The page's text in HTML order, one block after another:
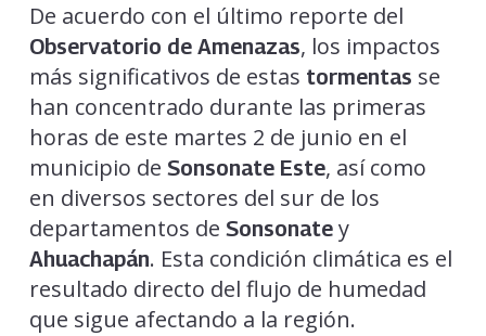
De acuerdo con el último reporte del
Observatorio de Amenazas, los impactos
más significativos de estas tormentas se
han concentrado durante las primeras
horas de este martes 2 de junio en el
municipio de Sonsonate Este, así como
en diversos sectores del sur de los
departamentos de Sonsonatey
Ahuachapán. Esta condición climática es el
resultado directo del flujo de humedad
que sigue afectando a la región.